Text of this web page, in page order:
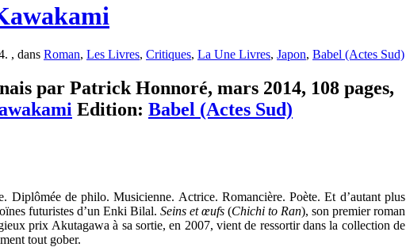
, dans Roman, Les Livres, Critiques, La Une Livres, Japon, Babel (Actes Sud)
par Patrick Honnoré, mars 2014, 108 pages,
Edition: Babel (Actes Sud)
Diplômée de philo. Musicienne. Actrice. Romancière. Poète. Et d’autant plus
futuristes d’un Enki Bilal. Seins et œufs (Chichi to Ran), son premier roman
prix Akutagawa à sa sortie, en 2007, vient de ressortir dans la collection de
tout gober.